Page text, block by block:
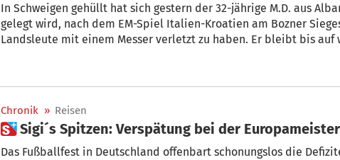
In Schweigen gehüllt hat sich gestern der 32-jährige M.D. aus Albanien, dem zur Last
gelegt wird, nach dem EM-Spiel Italien-Kroatien am Bozner Siegesplatz
Landsleute mit einem Messer verletzt zu haben. Er bleibt bis auf
Chronik » Reisen
 Sigi´s Spitzen: Verspätung bei der
Das Fußballfest in Deutschland offenbart schonungslos die